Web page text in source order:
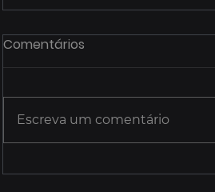
Comentários
Escreva um comentário